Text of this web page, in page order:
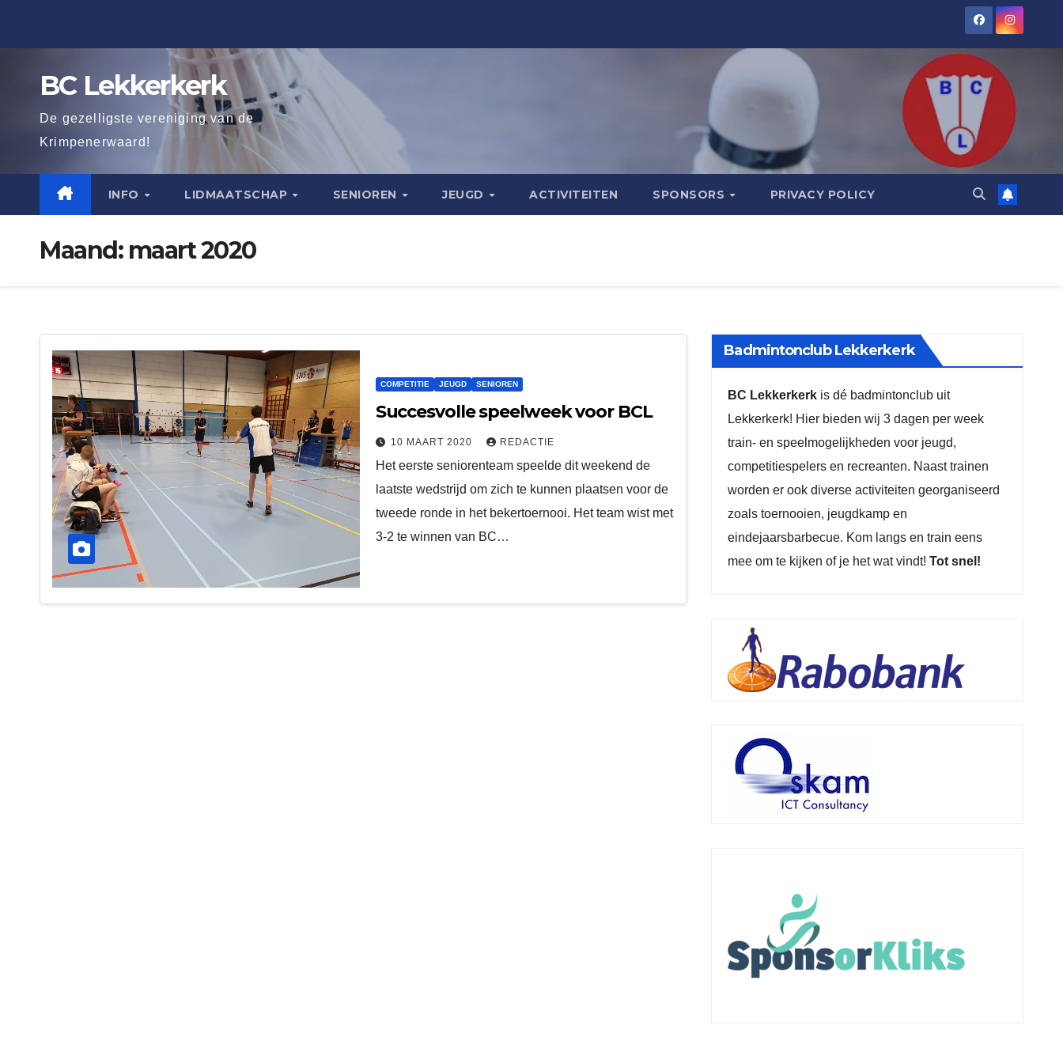
BC Lekkerkerk
De gezelligste vereniging van de
Krimpenerwaard!
INFO LIDMAATSCHAP SENIOREN JEUGD ACTIVITEITEN SPONSORS PRIVACY POLICY
Maand: maart 2020
COMPETITIE JEUGD SENIOREN
Succesvolle speelweek voor BCL
10 MAART 2020 REDACTIE
Het eerste seniorenteam speelde dit weekend de
laatste wedstrijd om zich te kunnen plaatsen voor de
tweede ronde in het bekertoernooi. Het team wist met
3-2 te winnen van BC…
Badmintonclub Lekkerkerk
BC Lekkerkerk is dé badmintonclub uit
Lekkerkerk! Hier bieden wij 3 dagen per week
train- en speelmogelijkheden voor jeugd,
competitiespelers en recreanten. Naast trainen
worden er ook diverse activiteiten georganiseerd
zoals toernooien, jeugdkamp en
eindejaarsbarbecue. Kom langs en train eens
mee om te kijken of je het wat vindt!Tot snel!